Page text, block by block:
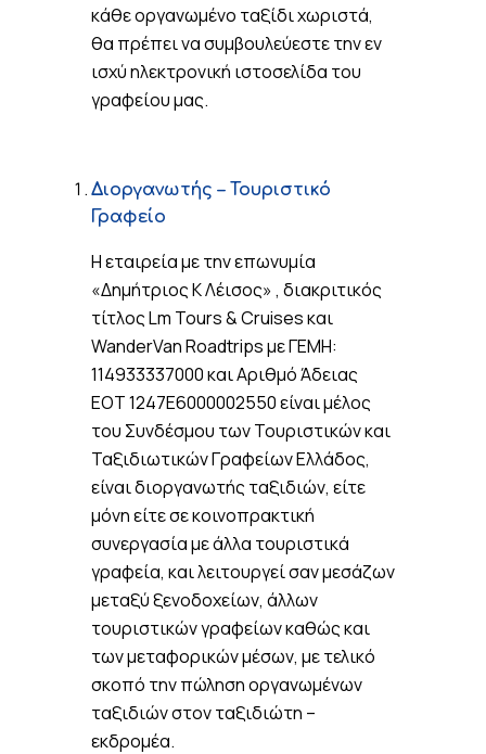
κάθε οργανωμένο ταξίδι χωριστά,
θα πρέπει να συμβουλεύεστε την εν
ισχύ ηλεκτρονική ιστοσελίδα του
γραφείου μας.
Διοργανωτής – Τουριστικό
Γραφείο
Η εταιρεία με την επωνυμία
«Δημήτριος Κ Λέισος» , διακριτικός
τίτλος Lm Tours & Cruises και
WanderVan Roadtrips με ΓΕΜΗ:
114933337000 και Αριθμό Άδειας
ΕΟΤ 1247E6000002550 είναι μέλος
του Συνδέσμου των Τουριστικών και
Ταξιδιωτικών Γραφείων Ελλάδος,
είναι διοργανωτής ταξιδιών, είτε
μόνη είτε σε κοινοπρακτική
συνεργασία με άλλα τουριστικά
γραφεία, και λειτουργεί σαν μεσάζων
μεταξύ ξενοδοχείων, άλλων
τουριστικών γραφείων καθώς και
των μεταφορικών μέσων, με τελικό
σκοπό την πώληση οργανωμένων
ταξιδιών στον ταξιδιώτη –
εκδρομέα.